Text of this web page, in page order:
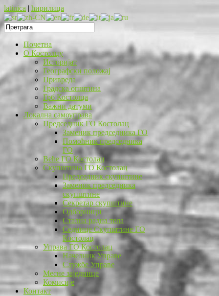
latinica | ћирилица
Почетна
O Костолцу
Историјат
Географски положај
Привреда
Градска општина
Грб Костолца
Важни датуми
Локална самоуправа
Председник ГО Костолац
Заменик председника ГО
Помоћник председника
ГО
Веће ГО Костолац
Скупштина ГО Костолац
Председник скупштине
Заменик председника
скупштине
Секретар скупштине
Одборници
Стална радна тела
Седнице Скупштине ГО
Костолац
Управа ГО Костолац
Начелник Управе
Службе Управе
Месне заједнице
Комисије
Контакт